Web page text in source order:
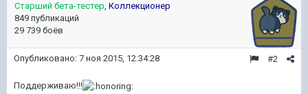
Старший бета-тестер, Коллекционер
849 публикаций
29 739 боёв
#2
Опубликовано: 7 ноя 2015, 12:34:28
Поддерживаю!!!